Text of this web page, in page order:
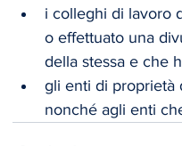
i colleghi di lavoro
o effettuato una
della stessa e che
gli enti di proprietà
nonché agli enti